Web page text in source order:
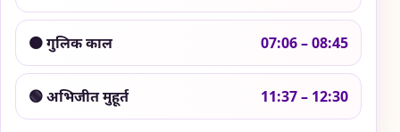
🟠 गुलिक काल 07:06 – 08:45
🟢 अभिजीत मुहूर्त 11:37 – 12:30